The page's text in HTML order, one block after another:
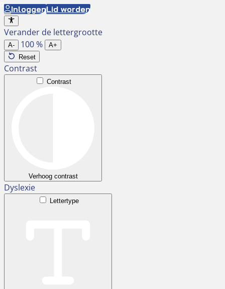
Ga
naar
de
inhoud
InloggenLid worden
Verander de lettergrootte
A- 100%
A+
Reset
Contrast
Contrast
Verhoog contrast
Dyslexie
Lettertype